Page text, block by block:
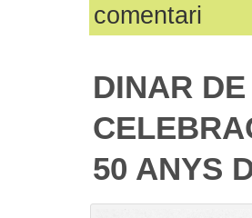
comentari
DINAR DE
50 ANYS